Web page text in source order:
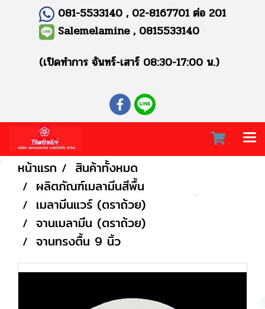
081-5533140 , 02-8167701 ต่อ 201
Salemelamine , 0815533140
(เปิดทำการ จันทร์-เสาร์ 08:30-17:00 น.)
หน้าแรก
สินค้าทั้งหมด
ผลิตภัณฑ์เมลามีนสีพื้น
เมลามีนแวร์ (ตราถ้วย)
จานเมลามีน (ตราถ้วย)
จานทรงตื้น 9 นิ้ว